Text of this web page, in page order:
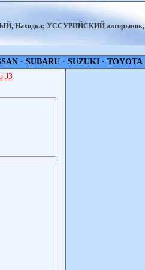
Находка; УССУРИЙСКИЙ авторынок,
· SUBARU· SUZUKI· TOYOTA
J3